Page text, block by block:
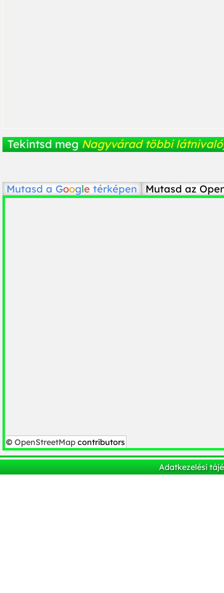
Tekintsd meg Nagyvárad többi
Mutasd a Google térképen Mutasd az
© OpenStreetMap contributors
Adatkezelési